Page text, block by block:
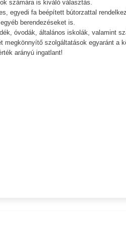
számára is kiváló választás.
egyedi fa beépített bútorzattal
berendezéseket is.
óvodák, általános iskolák, valamint
szolgáltatások egyaránt a
arányú ingatlant!